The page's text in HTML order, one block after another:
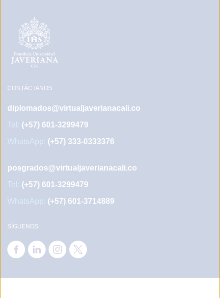
CONTÁCTANOS
diplomados@virtualjaverianacali.co
Tel: (+57) 601-3299479
WhatsApp: (+57) 333-0333376
posgrados@virtualjaverianacali.co
Tel: (+57) 601-3299479
WhatsApp: (+57) 601-3714889
SÍGUENOS